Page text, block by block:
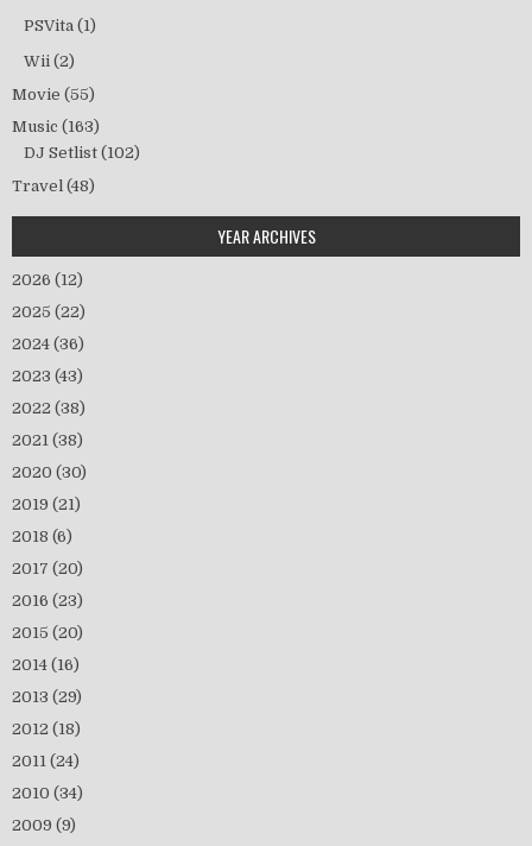
PSVita (1)
Wii (2)
Movie (55)
Music (163)
DJ Setlist (102)
Travel (48)
YEAR ARCHIVES
2026 (12)
2025 (22)
2024 (36)
2023 (43)
2022 (38)
2021 (38)
2020 (30)
2019 (21)
2018 (6)
2017 (20)
2016 (23)
2015 (20)
2014 (16)
2013 (29)
2012 (18)
2011 (24)
2010 (34)
2009 (9)